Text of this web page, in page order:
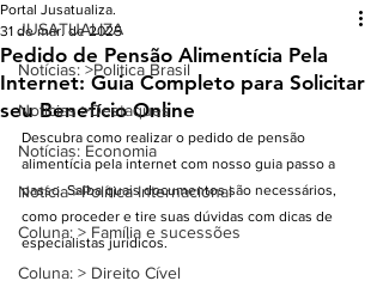
JUSATUALIZA
Notícias: >Politica Brasil
Notícias >Destaques
Notícias: Economia
Notícia >Política Internacional
Coluna: > Família e sucessões
Coluna: > Direito Cível
Pedido de Pensão Alimentícia Pela
Internet: Guia Completo para Solicitar
seu Benefício Online
Portal Jusatualiza.
31 de mar. de 2025
Descubra como realizar o pedido de pensão
alimentícia pela internet com nosso guia passo a
passo. Saiba quais documentos são necessários,
como proceder e tire suas dúvidas com dicas de
especialistas jurídicos.